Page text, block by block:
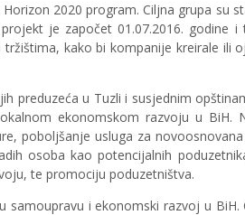
2020 program. Ciljna grupa su
je započet 01.07.2016. godine i
kako bi kompanije kreirale ili
preduzeća u Tuzli i susjednim
ekonomskom razvoju u BiH.
poboljšanje usluga za
osoba kao potencijalnih
te promociju poduzetništva.
samoupravu i ekonomski razvoj u BiH.